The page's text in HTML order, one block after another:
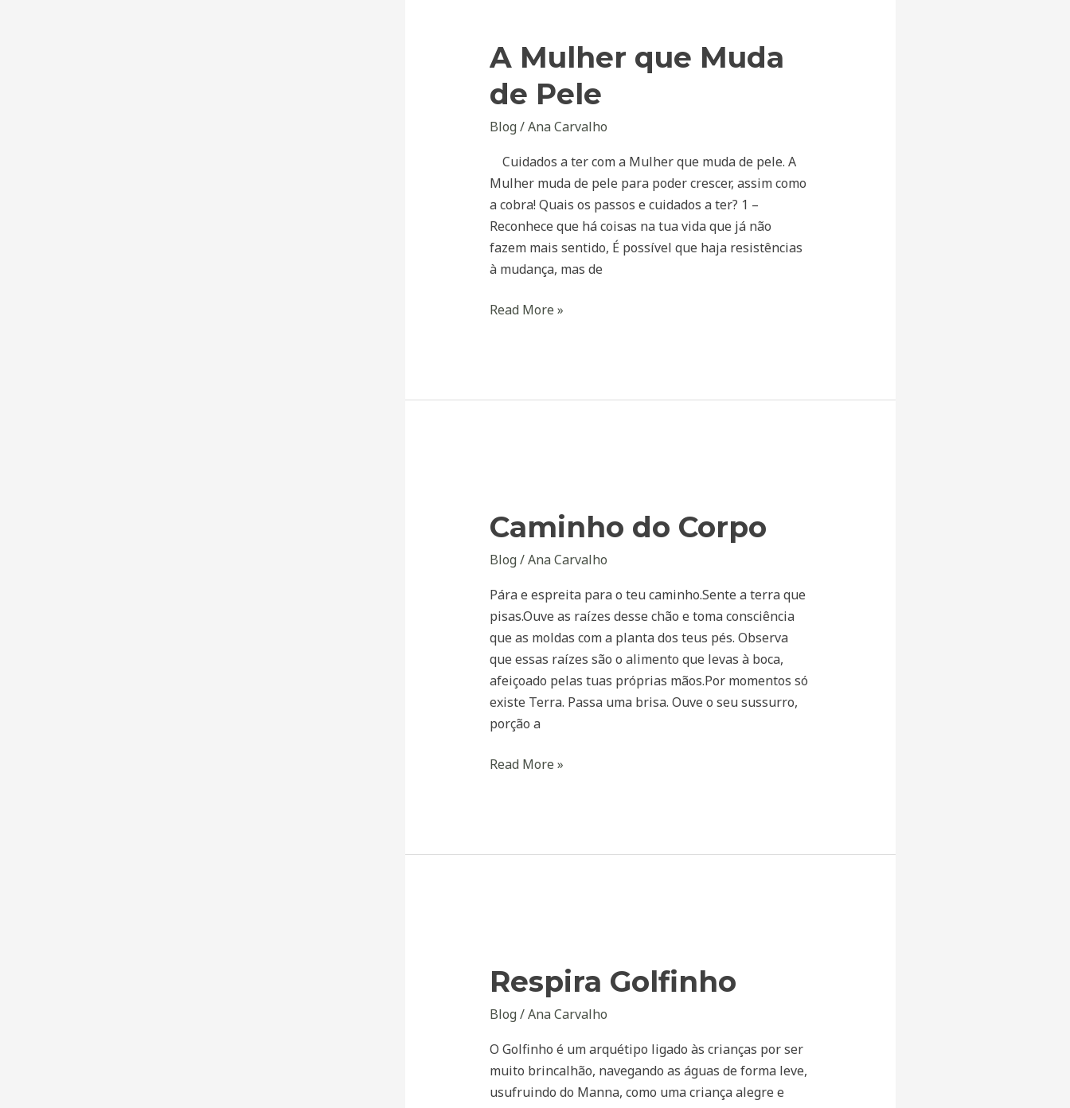
A Mulher que Muda
de Pele
Blog/Ana Carvalho
Cuidados a ter com a Mulher que muda de pele. A
Mulher muda de pele para poder crescer, assim como
a cobra! Quais os passos e cuidados a ter? 1 –
Reconhece que há coisas na tua vida que já não
fazem mais sentido, É possível que haja resistências
à mudança, mas de
que
Muda
de
Read More »
Caminho do Corpo
Blog/Ana Carvalho
Pára e espreita para o teu caminho.Sente a terra que
pisas.Ouve as raízes desse chão e toma consciência
que as moldas com a planta dos teus pés. Observa
que essas raízes são o alimento que levas à boca,
afeiçoado pelas tuas próprias mãos.Por momentos só
existe Terra. Passa uma brisa. Ouve o seu sussurro,
porção a
Corpo
Read More »
Respira Golfinho
Blog/Ana Carvalho
O Golfinho é um arquétipo ligado às crianças por ser
muito brincalhão, navegando as águas de forma leve,
usufruindo do Manna, como uma criança alegre e